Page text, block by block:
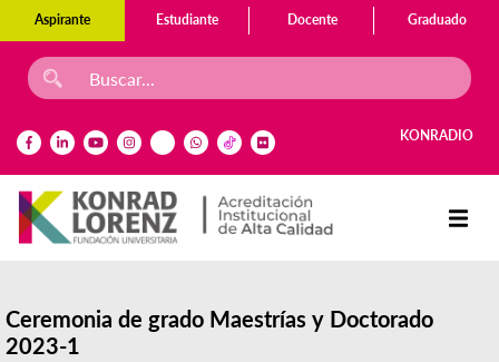
Aspirante Estudiante Docente Graduado
KONRADIO
Ceremonia de grado Maestrías y Doctorado
2023-1